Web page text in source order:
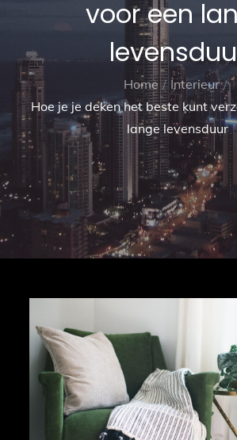
voor een
Home
Interieur
Hoe je je deken het beste kunt
lange levensduur